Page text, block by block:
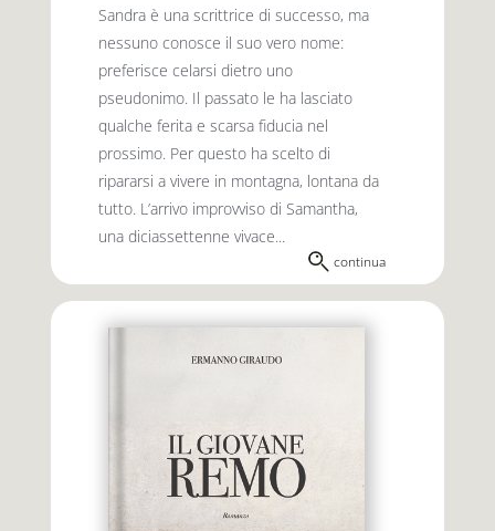
Sandra è una scrittrice di successo, ma
nessuno conosce il suo vero nome:
preferisce celarsi dietro uno
pseudonimo. Il passato le ha lasciato
qualche ferita e scarsa fiducia nel
prossimo. Per questo ha scelto di
ripararsi a vivere in montagna, lontana da
tutto. L’arrivo improvviso di Samantha,
una diciassettenne vivace...
continua